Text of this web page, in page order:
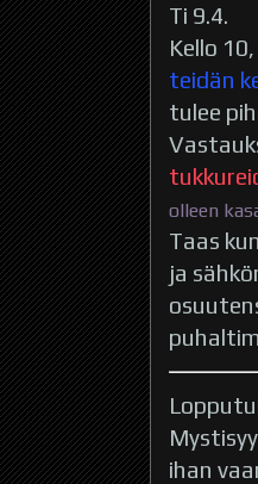
Ti 9.4.
Kello
teidän
tulee
olleen
Taas
ja
ihan